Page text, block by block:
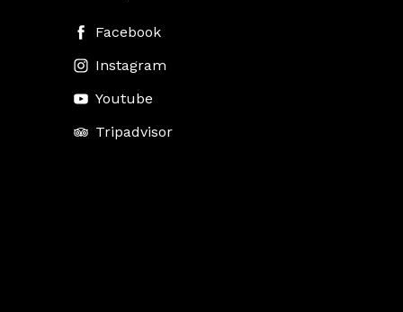
Facebook
Instagram
Youtube
Tripadvisor